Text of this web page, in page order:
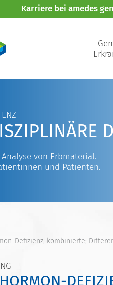
Karriere bei amedes
von Erbmaterial.
und Patienten.
Defizienz, kombinierte;